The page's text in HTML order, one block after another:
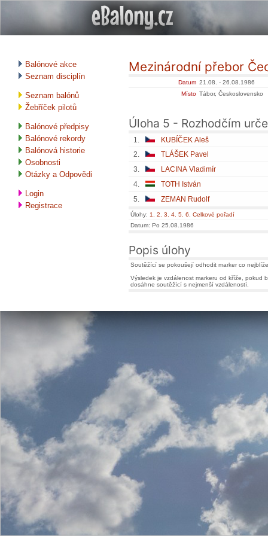
Balónové akce
Seznam disciplín
Seznam balónů
Žebříček pilotů
Balónové předpisy
Balónové rekordy
Balónová historie
Osobnosti
Otázky a Odpovědi
Login
Registrace
Mezinárodní přebor
Datum 21.08. - 26.08.1986
Místo Tábor, Československo
Úloha 5 - Rozhodčím
1.
KUBÍČEK Aleš
2.
TLÁŠEK Pavel
3.
LACINA Vladimír
4.
TOTH István
5.
ZEMAN Rudolf
Úlohy: 1. 2. 3. 4. 5. 6.
Celkové pořadí
Datum: Po 25.08.1986
Popis úlohy
Soutěžící se pokoušejí odhodit marker co
Výsledek je vzdálenost markeru od kříže, pokud
dosáhne soutěžící s nejmenší vzdáleností.